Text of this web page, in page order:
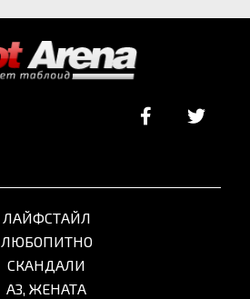
ЛАЙФСТАЙЛ
ЛЮБОПИТНО
СКАНДАЛИ
АЗ, ЖЕНАТА